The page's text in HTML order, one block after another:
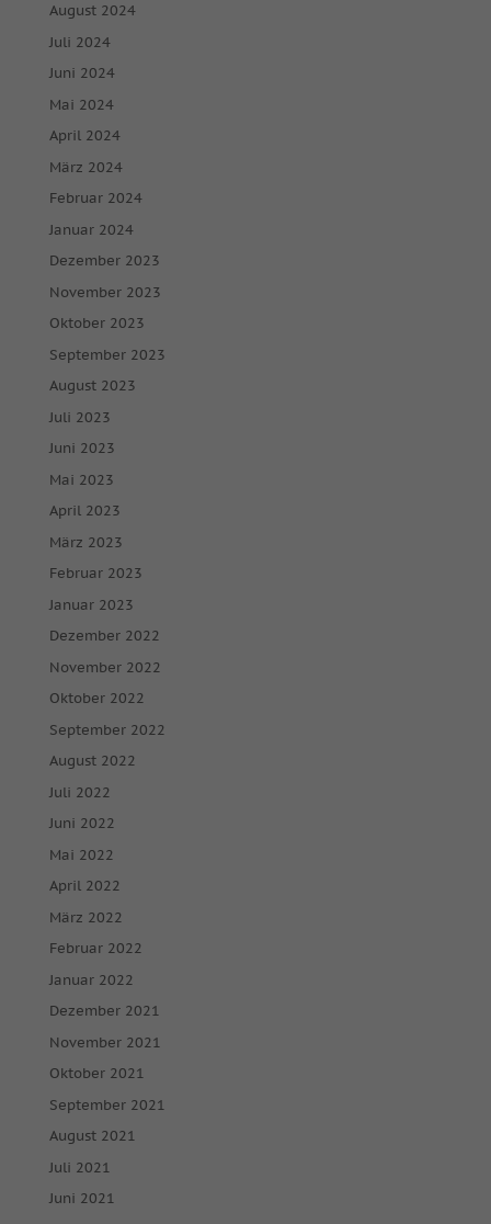
August 2024
Juli 2024
Juni 2024
Mai 2024
April 2024
März 2024
Februar 2024
Januar 2024
Dezember 2023
November 2023
Oktober 2023
September 2023
August 2023
Juli 2023
Juni 2023
Mai 2023
April 2023
März 2023
Februar 2023
Januar 2023
Dezember 2022
November 2022
Oktober 2022
September 2022
August 2022
Juli 2022
Juni 2022
Mai 2022
April 2022
März 2022
Februar 2022
Januar 2022
Dezember 2021
November 2021
Oktober 2021
September 2021
August 2021
Juli 2021
Juni 2021